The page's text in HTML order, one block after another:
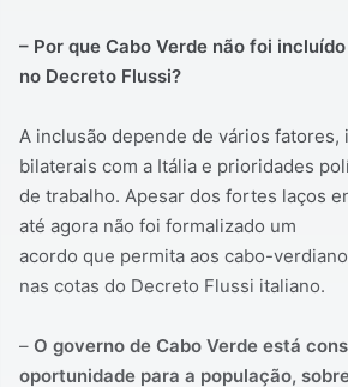
– Por que Cabo Verde não foi
no Decreto Flussi?
A inclusão depende de vários fatores,
bilaterais com a Itália e prioridades
de trabalho. Apesar dos fortes laços
até agora não foi formalizado um
acordo que permita aos cabo-
nas cotas do Decreto Flussi italiano.
– O governo de Cabo Verde está
oportunidade para a população,